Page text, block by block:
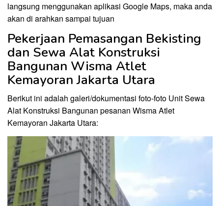
langsung menggunakan aplikasi Google Maps, maka anda
akan di arahkan sampai tujuan
Pekerjaan Pemasangan Bekisting
dan Sewa Alat Konstruksi
Bangunan Wisma Atlet
Kemayoran Jakarta Utara
Berikut ini adalah galeri/dokumentasi foto-foto Unit Sewa
Alat Konstruksi Bangunan pesanan Wisma Atlet
Kemayoran Jakarta Utara: